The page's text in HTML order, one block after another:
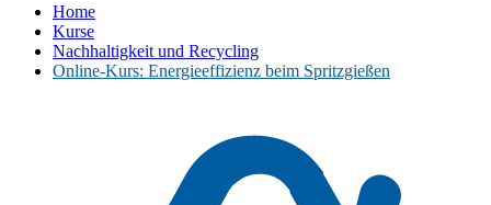
Home
Kurse
Nachhaltigkeit und Recycling
Online-Kurs: Energieeffizienz beim Spritzgießen